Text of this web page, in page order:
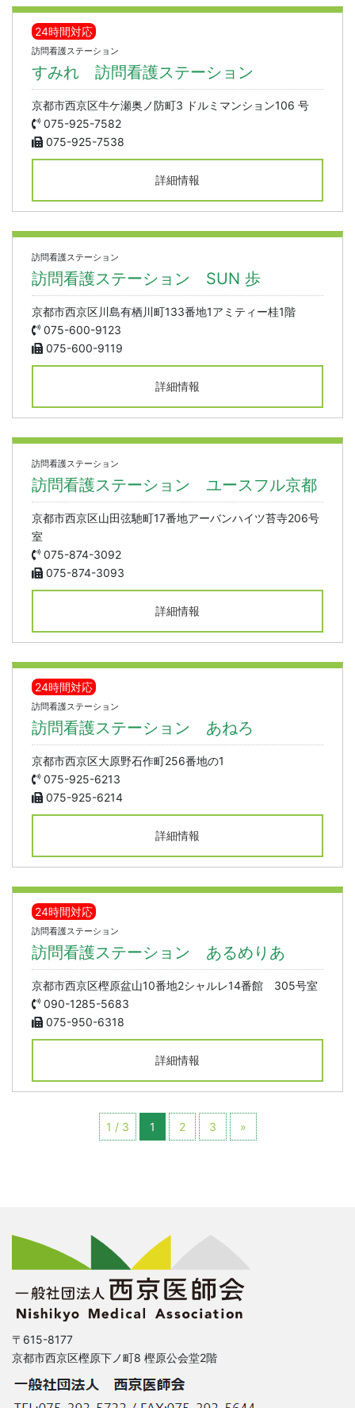
24時間対応
訪問看護ステーション
すみれ 訪問看護ステーション
京都市西京区牛ケ瀬奥ノ防町3 ドルミマンション106 号
075-925-7582
075-925-7538
詳細情報
訪問看護ステーション
訪問看護ステーション SUN 歩
京都市西京区川島有栖川町133番地1アミティー桂1階
075-600-9123
075-600-9119
詳細情報
訪問看護ステーション
訪問看護ステーション ユースフル京都
京都市西京区山田弦馳町17番地アーバンハイツ苔寺206号
室
075-874-3092
075-874-3093
詳細情報
24時間対応
訪問看護ステーション
訪問看護ステーション あねろ
京都市西京区大原野石作町256番地の1
075-925-6213
075-925-6214
詳細情報
24時間対応
訪問看護ステーション
訪問看護ステーション あるめりあ
京都市西京区樫原盆山10番地2シャルレ14番館 305号室
090-1285-5683
075-950-6318
詳細情報
1 / 3 1 2 3 »
〒615-8177
京都市西京区樫原下ノ町8 樫原公会堂2階